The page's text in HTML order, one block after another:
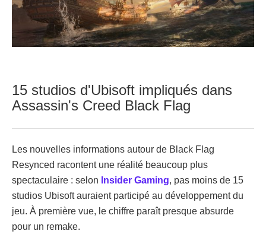
15 studios d'Ubisoft impliqués dans
Assassin's Creed Black Flag
Les nouvelles informations autour de Black Flag
Resynced racontent une réalité beaucoup plus
spectaculaire : selon Insider Gaming, pas moins de 15
studios Ubisoft auraient participé au développement du
jeu. À première vue, le chiffre paraît presque absurde
pour un remake.